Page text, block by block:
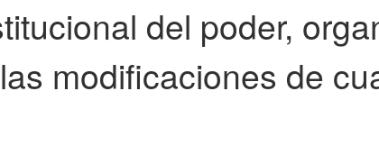
del poder,
modificaciones de